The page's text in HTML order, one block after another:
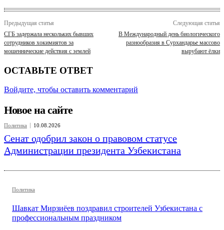
Предыдущая статья
СГБ задержала нескольких бывших
сотрудников хокимиятов за
мошеннические действия с землей
Следующая статья
В Международный день биологического
разнообразия в Сурхандарье массово
вырубают ёлки
ОСТАВЬТЕ ОТВЕТ
Войдите, чтобы оставить комментарий
Новое на сайте
Политика 10.08.2026
Сенат одобрил закон о правовом статусе
Администрации президента Узбекистана
Политика
Шавкат Мирзиёев поздравил строителей Узбекистана с
профессиональным праздником